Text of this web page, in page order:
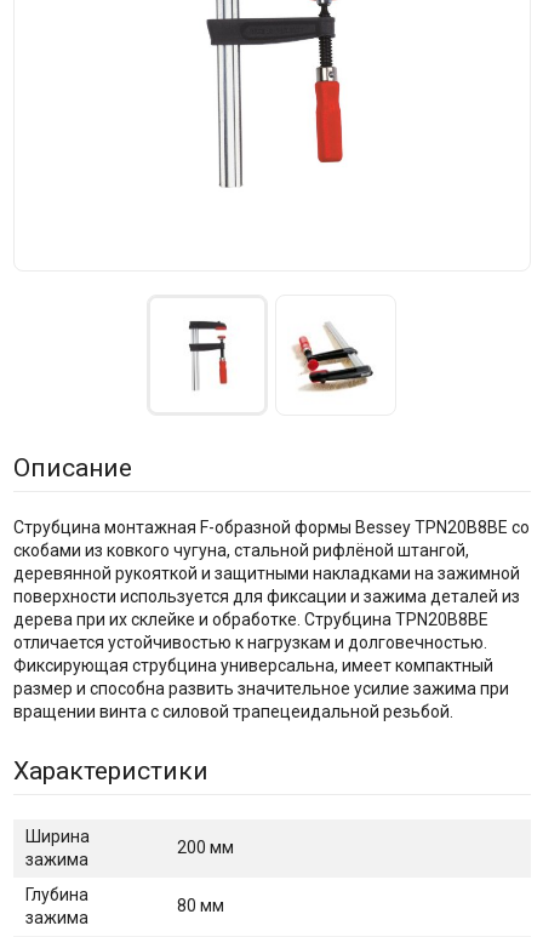
Описание
Струбцина монтажная F-образной формы Bessey TPN20B8BE со
скобами из ковкого чугуна, стальной рифлёной штангой,
деревянной рукояткой и защитными накладками на зажимной
поверхности используется для фиксации и зажима деталей из
дерева при их склейке и обработке. Струбцина TPN20B8BE
отличается устойчивостью к нагрузкам и долговечностью.
Фиксирующая струбцина универсальна, имеет компактный
размер и способна развить значительное усилие зажима при
вращении винта с силовой трапецеидальной резьбой.
Характеристики
Ширина
зажима
200 мм
Глубина
зажима
80 мм